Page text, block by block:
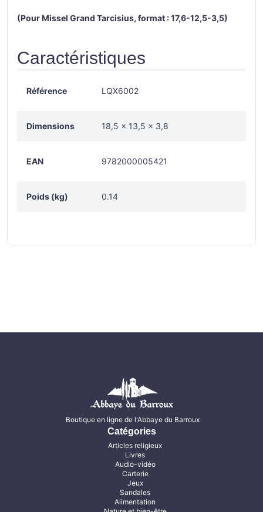
(Pour Missel Grand Tarcisius, format : 17,6-12,5-3,5)
Caractéristiques
Référence LQX6002
Dimensions 18,5 × 13,5 × 3,8
EAN 9782000005421
Poids (kg) 0.14
Boutique en ligne de l'Abbaye du Barroux
Catégories
Articles religieux
Livres
Audio-vidéo
Carterie
Jeux
Sandales
Alimentation